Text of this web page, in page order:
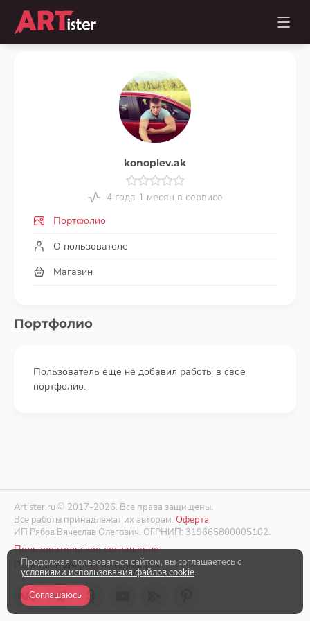
konoplev.ak
4 года 1 месяц в сервисе
Портфолио
О пользователе
Магазин
Портфолио
Пользователь еще не добавил работы в свое
портфолио.
Artister.ru © 2017-2026. Все права защищены.
Все работы принадлежат их авторам. Оферта.
ИП Рябов Вячеслав Олегович. ОГРНИП: 319665800005102.
Пользовательское соглашение
Политика конфиденциальности
Продолжая пользоваться сайтом, вы соглашаетесь с
условиями использования файлов cookie.
Соглашаюсь